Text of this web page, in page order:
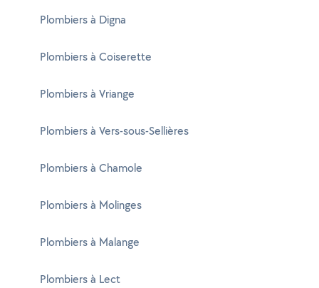
Plombiers à Digna
Plombiers à Coiserette
Plombiers à Vriange
Plombiers à Vers-sous-Sellières
Plombiers à Chamole
Plombiers à Molinges
Plombiers à Malange
Plombiers à Lect